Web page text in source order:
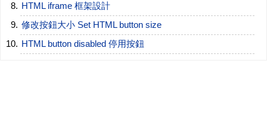
HTML iframe 框架設計
修改按鈕大小 Set HTML button size
HTML button disabled 停用按鈕